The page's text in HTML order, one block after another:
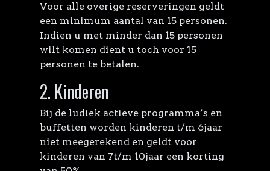
Voor alle overige reserveringen geldt
een minimum aantal van 15 personen.
Indien u met minder dan 15 personen
wilt komen dient u toch voor 15
personen te betalen.
2. Kinderen
Bij de ludiek actieve programma’s en
buffetten worden kinderen t/m 6jaar
niet meegerekend en geldt voor
kinderen van 7t/m 10jaar een korting